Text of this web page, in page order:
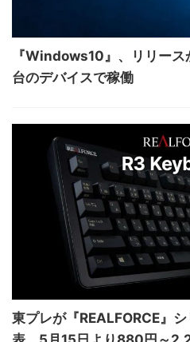
『Windows10』、リリー
台のデバイスで稼働
東プレが『REALFORCE』